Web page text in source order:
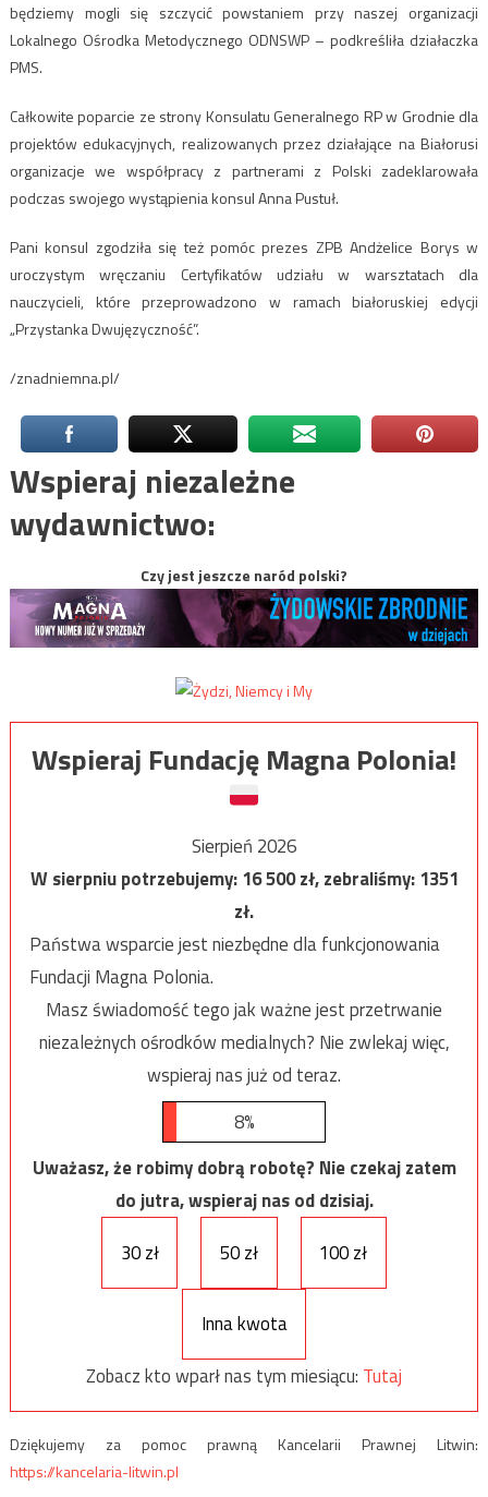
będziemy mogli się szczycić powstaniem przy naszej organizacji
Lokalnego Ośrodka Metodycznego ODNSWP – podkreśliła działaczka
PMS.
Całkowite poparcie ze strony Konsulatu Generalnego RP w Grodnie dla
projektów edukacyjnych, realizowanych przez działające na Białorusi
organizacje we współpracy z partnerami z Polski zadeklarowała
podczas swojego wystąpienia konsul Anna Pustuł.
Pani konsul zgodziła się też pomóc prezes ZPB Andżelice Borys w
uroczystym wręczaniu Certyfikatów udziału w warsztatach dla
nauczycieli, które przeprowadzono w ramach białoruskiej edycji
„Przystanka Dwujęzyczność”.
/znadniemna.pl/
Wspieraj niezależne
wydawnictwo:
Czy jest jeszcze naród polski?
Wspieraj Fundację Magna Polonia!
Sierpień 2026
W sierpniu potrzebujemy:16 500zł, zebraliśmy:1351
zł.
Państwa wsparcie jest niezbędne dla funkcjonowania
Fundacji Magna Polonia.
Masz świadomość tego jak ważne jest przetrwanie
niezależnych ośrodków medialnych? Nie zwlekaj więc,
wspieraj nas już od teraz.
8%
Uważasz, że robimy dobrą robotę? Nie czekaj zatem
do jutra, wspieraj nas od dzisiaj.
30 zł
50 zł 100 zł
Inna kwota
Zobacz kto wparł nas tym miesiącu: Tutaj
Dziękujemy za pomoc prawną Kancelarii Prawnej Litwin:
https://kancelaria-litwin.pl